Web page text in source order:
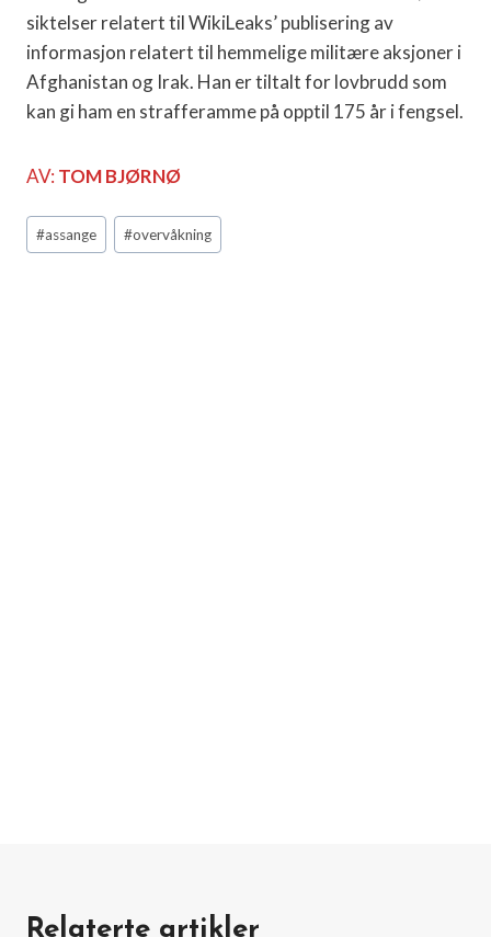
siktelser relatert til WikiLeaks’ publisering av
informasjon relatert til hemmelige militære aksjoner i
Afghanistan og Irak. Han er tiltalt for lovbrudd som
kan gi ham en strafferamme på opptil 175 år i fengsel.
AV: TOM BJØRNØ
Post
Tags:
#assange #overvåkning
Relaterte artikler